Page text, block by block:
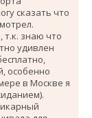
сказать что
т.к. знаю что
удивлен
особенно
в Москве я